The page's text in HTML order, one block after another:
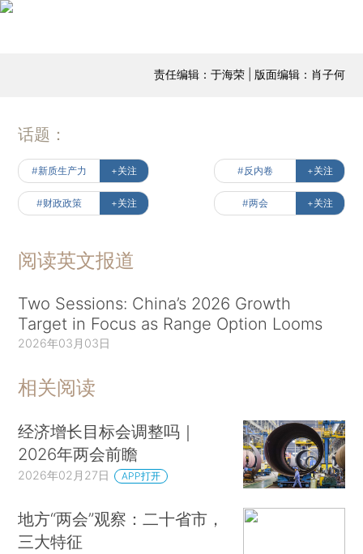
责任编辑：于海荣 | 版面编辑：肖子何
话题：
#新质生产力 +关注 #反内卷 +关注
#财政政策 +关注 #两会 +关注
阅读英文报道
Two Sessions: China’s 2026 Growth
Target in Focus as Range Option Looms
2026年03月03日
相关阅读
经济增长目标会调整吗｜
2026年两会前瞻
2026年02月27日 APP打开
地方“两会”观察：二十省市，
三大特征